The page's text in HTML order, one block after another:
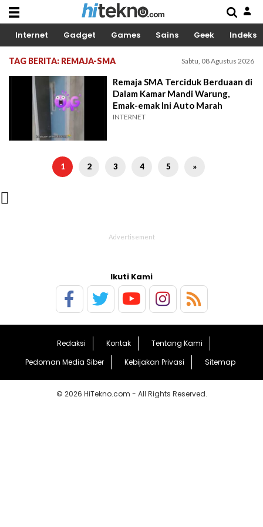
Internet Gadget Games Sains Geek Indeks
TAG BERITA: REMAJA-SMA Sabtu, 08 Agustus 2026
Remaja SMA Terciduk Berduaan di
Dalam Kamar Mandi Warung,
Emak-emak Ini Auto Marah
INTERNET
1 2 3 4 5 »

Ikuti Kami
Redaksi Kontak
Tentang Kami
Pedoman Media Siber
Kebijakan Privasi Sitemap
© 2026 HiTekno.com - All Rights Reserved.